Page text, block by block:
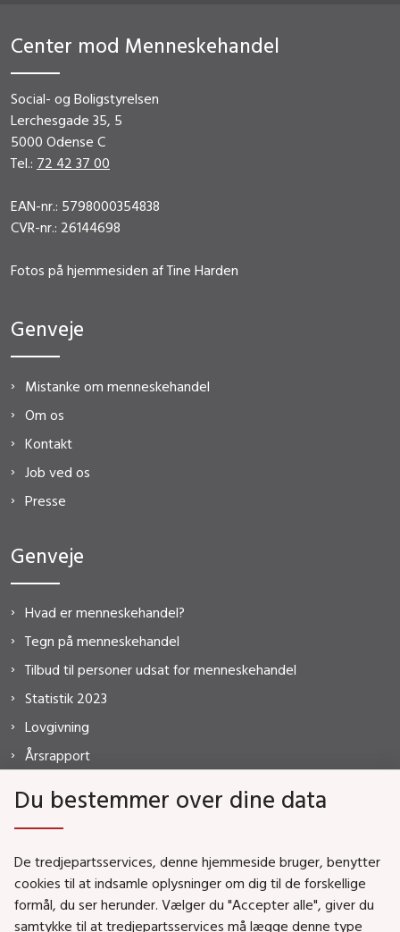
Center mod Menneskehandel
Social- og Boligstyrelsen
Lerchesgade 35, 5
5000 Odense C
Tel.: 72 42 37 00
EAN-nr.: 5798000354838
CVR-nr.: 26144698
Fotos på hjemmesiden af Tine Harden
Genveje
Mistanke om menneskehandel
Om os
Kontakt
Job ved os
Presse
Genveje
Hvad er menneskehandel?
Tegn på menneskehandel
Tilbud til personer udsat for menneskehandel
Statistik 2023
Lovgivning
Årsrapport
MISTANKE?
HOTLINE
Du bestemmer over dine data
De tredjepartsservices, denne hjemmeside bruger, benytter
cookies til at indsamle oplysninger om dig til de forskellige
formål, du ser herunder. Vælger du "Accepter alle", giver du
samtykke til at tredjepartsservices må lægge denne type